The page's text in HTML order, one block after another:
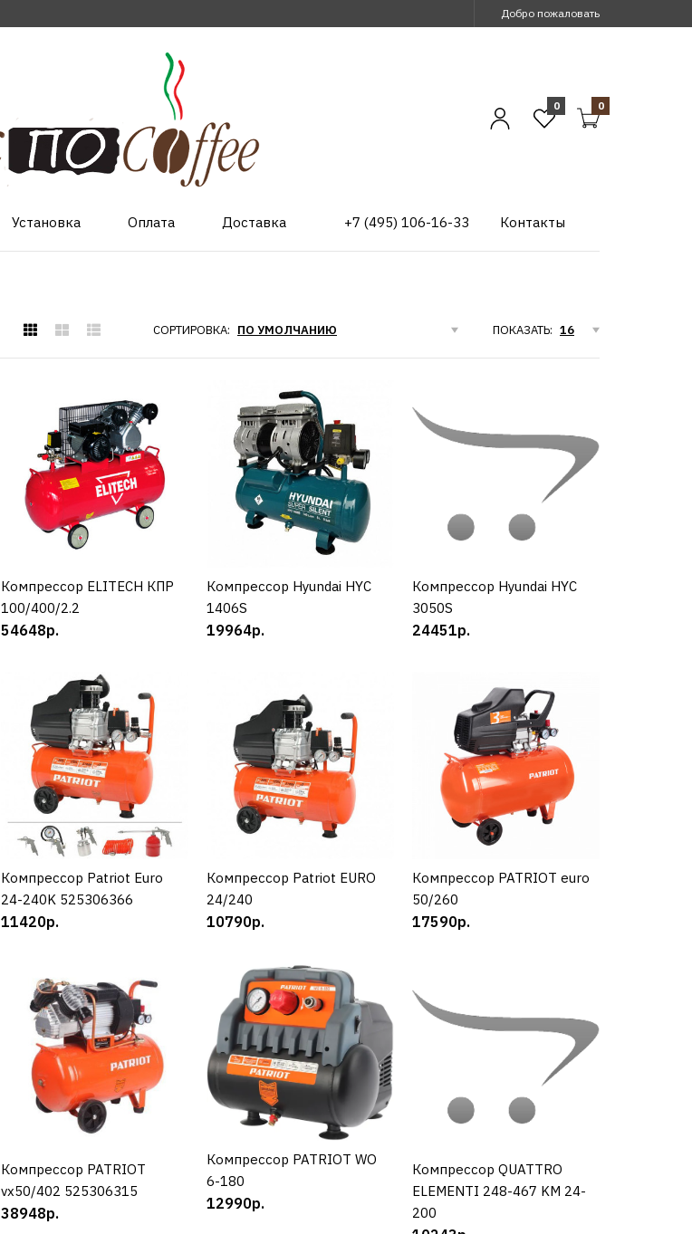
Добро пожаловать
0 0
Установка Оплата Доставка +7 (495) 106-16-33 Контакты
СОРТИРОВКА: ПОКАЗАТЬ:
Компрессор Denzel РС 1/6-
180 58057
12249р.
ДОБАВИТЬ К СРАВНЕНИЮ
ДОБАВИТЬ В ПОЖЕЛАНИЯ
Компрессор ELITECH КПР
100/400/2.2
54648р.
ДОБАВИТЬ К СРАВНЕНИЮ
ДОБАВИТЬ В ПОЖЕЛАНИЯ
Компрессор Hyundai HYC
1406S
КУПИТЬ
Компрессор ELITECH КПР
100/400/2.2
54648р.
КУПИТЬ
Компрессор Hyundai HYC
1406S
19964р.
КУПИТЬ
Компрессор Hyundai HYC
3050S
24451р.
КУПИТЬ
Компрессор Patriot Euro
24-240K 525306366
11420р.
КУПИТЬ
Компрессор Patriot EURO
24/240
10790р.
КУПИТЬ
Компрессор PATRIOT euro
50/260
17590р.
КУПИТЬ
Компрессор PATRIOT
vx50/402 525306315
38948р.
КУПИТЬ
Компрессор PATRIOT WO
6-180
12990р.
КУПИТЬ
Компрессор QUATTRO
ELEMENTI 248-467 KM 24-
200